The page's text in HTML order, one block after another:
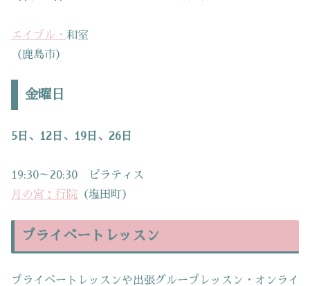
エイブル・ 和室
（鹿島市）
金曜日
5日、12日、19日、26日
19:30～20:30 ピラティス
月の宮：行院 （塩田町）
プライベートレッスン
プライベートレッスンや出張グループレッスン・オンライ